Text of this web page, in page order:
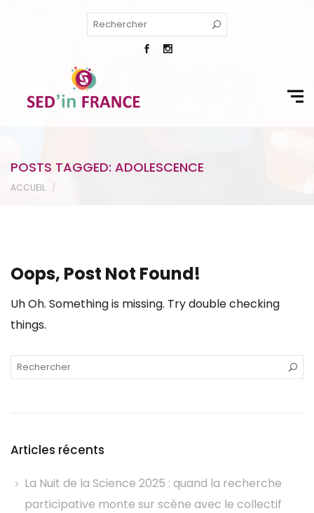
POSTS TAGGED: ADOLESCENCE
ACCUEIL
Oops, Post Not Found!
Uh Oh. Something is missing. Try double checking
things.
Articles récents
La Nuit de la Science 2025 : quand la recherche
participative monte sur scène avec le collectif